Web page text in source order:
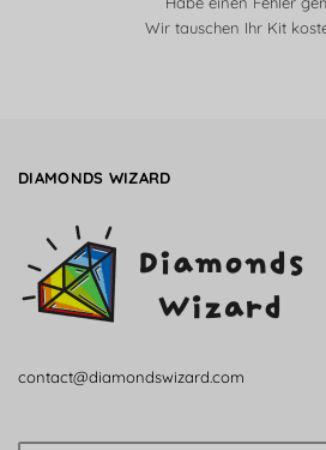
Wir tauschen Ihr Kit
DIAMONDS WIZARD
contact@diamondswizard.com